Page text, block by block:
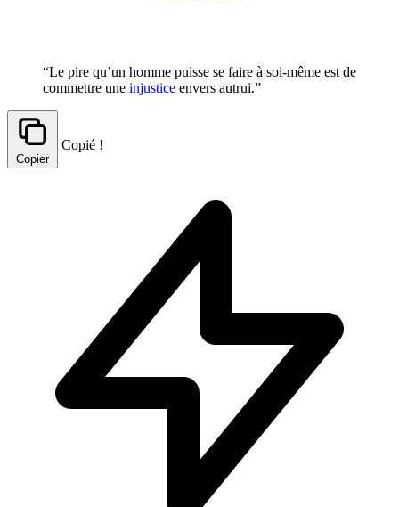
“Le pire qu’un homme puisse se faire à soi-même est de
commettre une injustice envers autrui.”
Copier
Copié !